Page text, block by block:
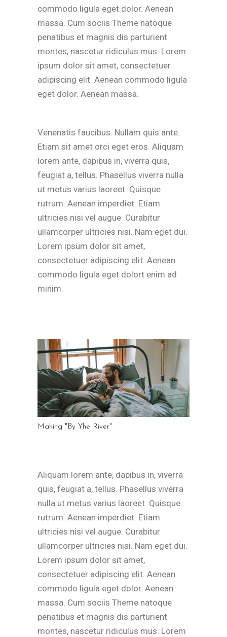
commodo ligula eget dolor. Aenean
massa. Cum sociis Theme natoque
penatibus et magnis dis parturient
montes, nascetur ridiculus mus. Lorem
ipsum dolor sit amet, consectetuer
adipiscing elit. Aenean commodo ligula
eget dolor. Aenean massa.
Venenatis faucibus. Nullam quis ante.
Etiam sit amet orci eget eros. Aliquam
lorem ante, dapibus in, viverra quis,
feugiat a, tellus. Phasellus viverra nulla
ut metus varius laoreet. Quisque
rutrum. Aenean imperdiet. Etiam
ultricies nisi vel augue. Curabitur
ullamcorper ultricies nisi. Nam eget dui.
Lorem ipsum dolor sit amet,
consectetuer adipiscing elit. Aenean
commodo ligula eget dolort enim ad
minim.
Making "By Yhe River"
Aliquam lorem ante, dapibus in, viverra
quis, feugiat a, tellus. Phasellus viverra
nulla ut metus varius laoreet. Quisque
rutrum. Aenean imperdiet. Etiam
ultricies nisi vel augue. Curabitur
ullamcorper ultricies nisi. Nam eget dui.
Lorem ipsum dolor sit amet,
consectetuer adipiscing elit. Aenean
commodo ligula eget dolor. Aenean
massa. Cum sociis Theme natoque
penatibus et magnis dis parturient
montes, nascetur ridiculus mus. Lorem